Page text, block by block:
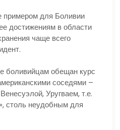
для Боливии
достижениям в области
чаще всего
обещан курс
соседями –
Уругваем, т.е.
столь неудобным для